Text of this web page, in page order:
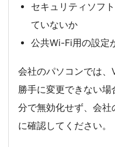
セキュリティソフ
ていないか
公共Wi-Fi用の設定
会社のパソコンでは
勝手に変更できない
分で無効化せず、会
に確認してください。